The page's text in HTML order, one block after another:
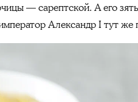
— сарептской. А его
Александр I тут